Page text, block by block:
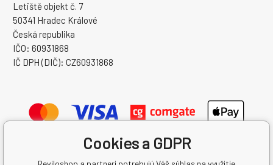
Letiště objekt č. 7
50341 Hradec Králové
Česká republika
IČO: 60931868
IČ DPH (DIČ): CZ60931868
Cookies a GDPR